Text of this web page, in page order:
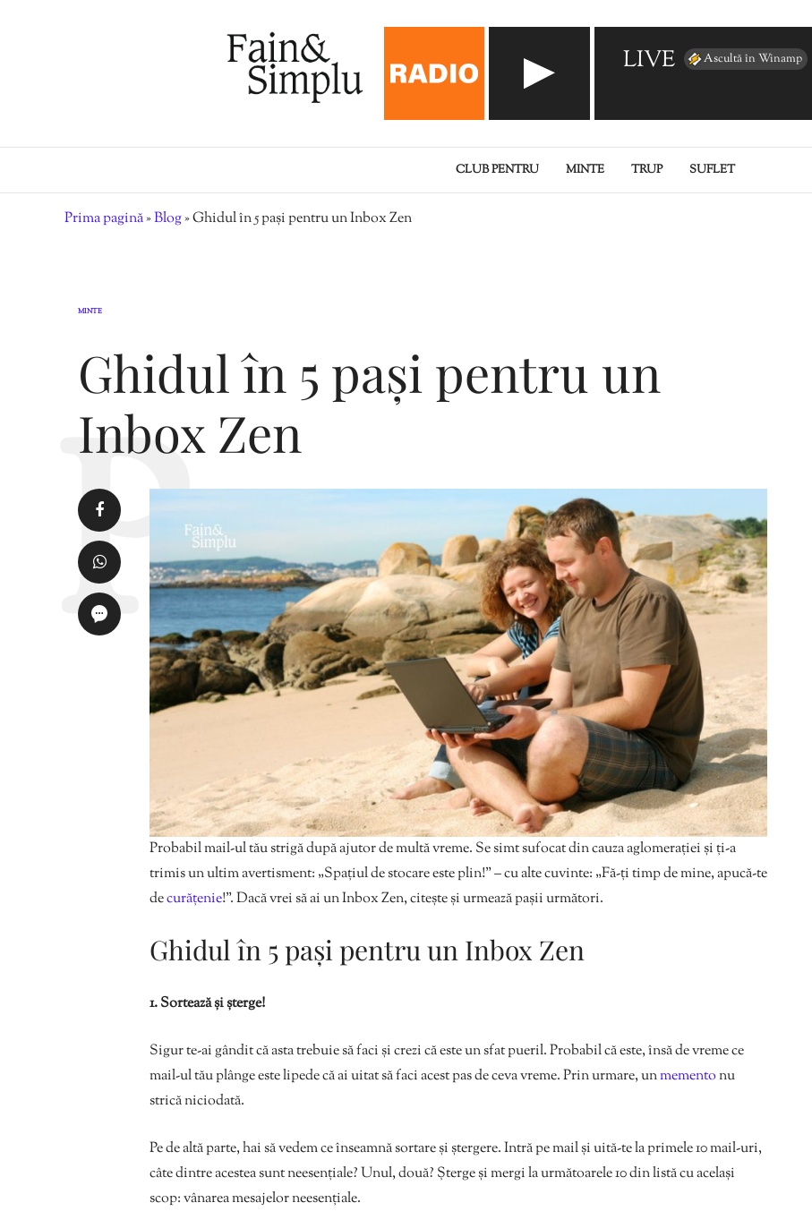
LIVE Ascultă în Winamp
CLUB PENTRU MINTE TRUP SUFLET
Prima pagină»Blog»Ghidul în 5 pași pentru un Inbox Zen
MINTE
Ghidul în 5 pași pentru un
Inbox Zen
Probabil mail-ul tău strigă după ajutor de multă vreme. Se simt sufocat din cauza aglomerației și ți-a
trimis un ultim avertisment: „Spațiul de stocare este plin!” – cu alte cuvinte: „Fă-ți timp de mine, apucă-te
decurățenie!”. Dacă vrei să ai un Inbox Zen, citește și urmează pașii următori.
Ghidul în 5 pași pentru un Inbox Zen
1. Sortează și șterge!
Sigur te-ai gândit că asta trebuie să faci și crezi că este un sfat pueril. Probabil că este, însă de vreme ce
mail-ul tău plânge este lipede că ai uitat să faci acest pas de ceva vreme. Prin urmare, unmementonu
strică niciodată.
Pe de altă parte, hai să vedem ce înseamnă sortare și ștergere. Intră pe mail și uită-te la primele 10 mail-uri,
câte dintre acestea sunt neesențiale? Unul, două? Șterge și mergi la următoarele 10 din listă cu același
scop: vânarea mesajelor neesențiale.
Editorial Mihai
Morar: CUM L-AM
SALVAT PE FĂT-
FRUMOS